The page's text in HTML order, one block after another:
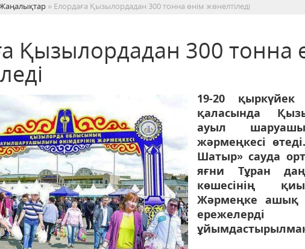
» Елордаға Қызылордадан 300 тонна өнім жөнелтіледі
Қызылордадан 300 тонна
19-20 қыркүйек
қаласында
ауыл
жәрмеңкесі
Шатыр» сауда
яғни Тұран
көшесінің
Жәрмеңке ашық
ережелерді